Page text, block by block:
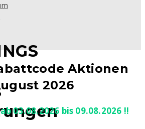
Aktionen
2026
03.08.2026 bis 09.08.2026 !!